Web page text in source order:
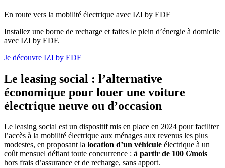
En route vers la mobilité électrique avec IZI by EDF
Installez une borne de recharge et faites le plein d’énergie à domicile
avec IZI by EDF.
Je découvre IZI by EDF
Le leasing social : l’alternative
économique pour louer une voiture
électrique neuve ou d’occasion
Le leasing social est un dispositif mis en place en 2024 pour faciliter
l’accès à la mobilité électrique aux ménages aux revenus les plus
modestes, en proposant la location d’un véhicule électrique à un
coût mensuel défiant toute concurrence : à partir de 100 €/mois
hors frais d’assurance et de recharge, sans apport.